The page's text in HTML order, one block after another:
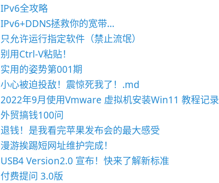
IPv6全攻略
IPv6+DDNS拯救你的宽带...
只允许运行指定软件（禁止流氓）
别用Ctrl-V粘贴！
实用的姿势第001期
小心被迫投敌！震惊死我了！.md
2022年9月使用Vmware 虚拟机安装Win11 教程记录
外贸搞钱100问
退钱！是我看完苹果发布会的最大感受
漫游挨踢短网址维护完成！
USB4 Version2.0 宣布！快来了解新标准
付费提问 3.0版